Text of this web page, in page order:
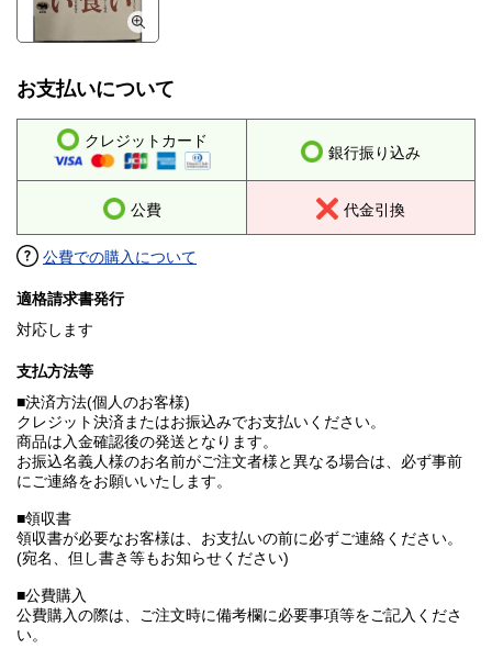
お支払いについて
クレジットカード
銀行振り込み
公費 代金引換
公費での購入について
適格請求書発行
対応します
支払方法等
■決済方法(個人のお客様)
クレジット決済またはお振込みでお支払いください。
商品は入金確認後の発送となります。
お振込名義人様のお名前がご注文者様と異なる場合は、必ず事前
にご連絡をお願いいたします。
■領収書
領収書が必要なお客様は、お支払いの前に必ずご連絡ください。
(宛名、但し書き等もお知らせください)
■公費購入
公費購入の際は、ご注文時に備考欄に必要事項等をご記入くださ
い。